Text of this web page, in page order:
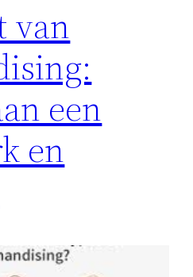
van
een
en